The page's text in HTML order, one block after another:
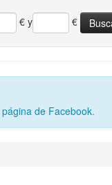
€y €
página de Facebook.